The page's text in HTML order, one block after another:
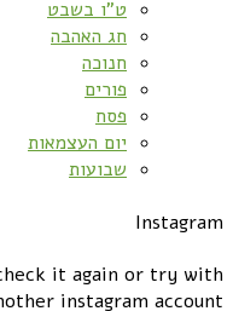
ט”ו בשבט
חג האהבה
חנוכה
פורים
פסח
יום העצמאות
שבועות
Instagram
it again or try with
instagram account.